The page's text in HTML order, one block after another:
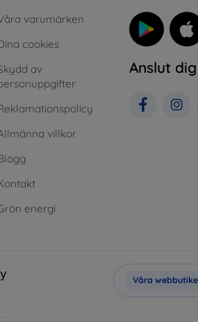
varumärken
cookies
av
villkor
energi
Anslut
Våra